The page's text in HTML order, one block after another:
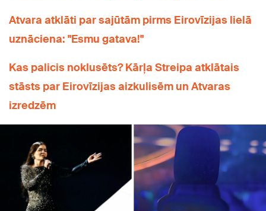
Atvara atklāti par sajūtām pirms Eirovīzijas lielā
uznāciena: "Esmu gatava!"
Kas palicis noklusēts? Kārļa Streipa atklātais
stāsts par Eirovīzijas aizkulisēm un Atvaras
izredzēm